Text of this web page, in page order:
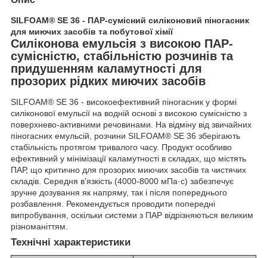
SILFOAM® SE 36 - ПАР-сумісний силіконовий піногасник
для миючих засобів та побутової хімії
Силіконова емульсія з високою ПАР-
сумісністю, стабільністю розчинів та
придушенням каламутності для
прозорих рідких миючих засобів
SILFOAM® SE 36 - високоефективний піногасник у формі
силіконової емульсії на водній основі з високою сумісністю з
поверхнево-активними речовинами. На відміну від звичайних
піногасних емульсій, розчини SILFOAM® SE 36 зберігають
стабільність протягом тривалого часу. Продукт особливо
ефективний у мінімізації каламутності в складах, що містять
ПАР, що критично для прозорих миючих засобів та чистячих
складів. Середня в'язкість (4000-8000 мПа·с) забезпечує
зручне дозування як напряму, так і після попереднього
розбавлення. Рекомендується проводити попередні
випробування, оскільки системи з ПАР відрізняються великим
різноманіттям.
Технічні характеристики